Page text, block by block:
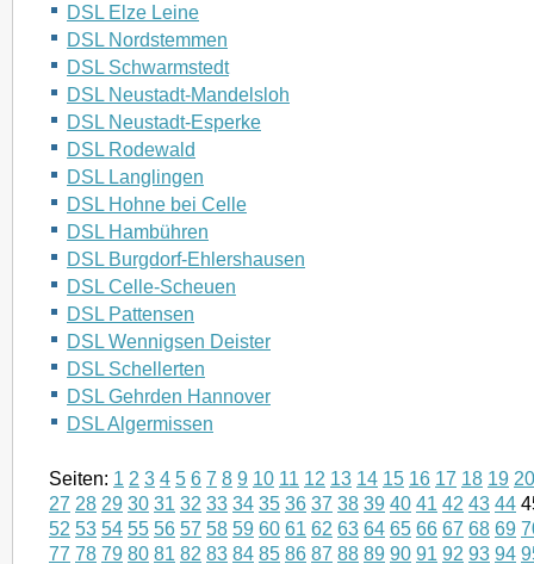
DSL Elze Leine
DSL Nordstemmen
DSL Schwarmstedt
DSL Neustadt-Mandelsloh
DSL Neustadt-Esperke
DSL Rodewald
DSL Langlingen
DSL Hohne bei Celle
DSL Hambühren
DSL Burgdorf-Ehlershausen
DSL Celle-Scheuen
DSL Pattensen
DSL Wennigsen Deister
DSL Schellerten
DSL Gehrden Hannover
DSL Algermissen
Seiten: 1 2 3 4 5 6 7 8 9 10 11 12 13 14 15 16 17 18 19 20
27 28 29 30 31 32 33 34 35 36 37 38 39 40 41 42 43 44
52 53 54 55 56 57 58 59 60 61 62 63 64 65 66 67 68 69
77 78 79 80 81 82 83 84 85 86 87 88 89 90 91 92 93 94